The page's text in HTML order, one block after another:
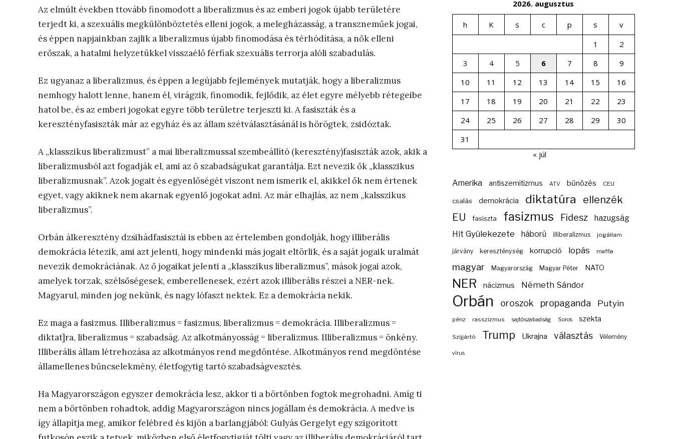
Az elmúlt években ttovább finomodott a liberalizmus és az emberi jogok újabb területére
terjedt ki, a szexuális megkülönböztetés elleni jogok, a melegházasság, a transzneműek jogai,
és éppen napjainkban zajlik a liberalizmus újabb finomodása és térhódítása, a nők elleni
erőszak, a hatalmi helyzetükkel visszaélő férfiak szexuális terrorja alóli szabadulás.
Ez ugyanaz a liberalizmus, és éppen a legújabb fejlemények mutatják, hogy a liberalizmus
nemhogy halott lenne, hanem él, virágzik, finomodik, fejlődik, az élet egyre mélyebb rétegeibe
hatol be, és az emberi jogokat egyre több területre terjeszti ki. A fasiszták és a
keresztényfasiszták már az egyház és az állam szétválasztásánál is hörögtek, zsidóztak.
A „klasszikus liberalizmust” a mai liberalizmussal szembeállító (keresztény)fasiszták azok, akik a
liberalizmusból azt fogadják el, ami az ő szabadságukat garantálja. Ezt nevezik ők „klasszikus
liberalizmusnak”. Azok jogait és egyenlőségét viszont nem ismerik el, akikkel ők nem értenek
egyet, vagy akiknek nem akarnak egyenlő jogokat adni. Az már elhajlás, az nem „kalsszikus
liberalizmus”.
Orbán álkeresztény dzsihádfasisztái is ebben az értelemben gondolják, hogy illiberális
demokrácia létezik, ami azt jelenti, hogy mindenki más jogait eltörlik, és a saját jogaik uralmát
nevezik demokráciának. Az ő jogaikat jelenti a „klasszikus liberalizmus”, mások jogai azok,
amelyek torzak, szélsőségesek, emberellenesek, ezért azok illiberális részei a NER-nek.
Magyarul, minden jog nekünk, és nagy lófaszt nektek. Ez a demokrácia nekik.
Ez maga a fasizmus. Illiberalizmus = fasizmus, liberalizmus = demokrácia. Illiberalizmus =
diktat]ra, liberalizmus = szabadság. Az alkotmányosság = liberalizmus. Illiberalizmus = önkény.
Illiberális állam létrehozása az alkotmányos rend megdöntése. Alkotmányos rend megdöntése
államellenes bűncselekmény, életfogytig tartó szabadságvesztés.
Ha Magyarországon egyszer demokrácia lesz, akkor ti a börtönben fogtok megrohadni. Amíg ti
nem a börtönben rohadtok, addig Magyarországon nincs jogállam és demokrácia. A medve is
így állapítja meg, amikor felébred és kijön a barlangjából: Gulyás Gergelyt egy szigorított
2026. augusztus
h K s c p s
v
1
2
3
4 5 6 7 8
9
10
11 12 13 14 15
16
17
18 19 20 21 22
23
24
25 26 27 28 29
30
31
« júl
Amerika antiszemitizmus ATV bűnözés CEU
csalás demokrácia diktatúra ellenzék
EU fasiszta fasizmus Fidesz hazugság
Hit Gyülekezete háború illiberalizmus jogállam
járvány kereszténység korrupció lopás maffia
magyar Magyarország Magyar Péter NATO
NER nácizmus Németh Sándor
Orbán oroszok propaganda Putyin
pénz rasszizmus sajtószabadság Soros szekta
Szijjártó Trump Ukrajna választás Vélemény
vírus